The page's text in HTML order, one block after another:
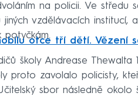
na policii. Ve středu
vzdělávacích institucí,
potyčkám.
otce tří dětí. Vězení
školy Andrease Thewalta
proto zavolalo policisty,
sbor následně okolo